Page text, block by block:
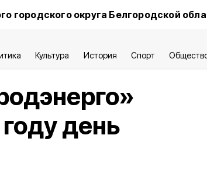
городского округа Белгородской
Культура История Спорт
день